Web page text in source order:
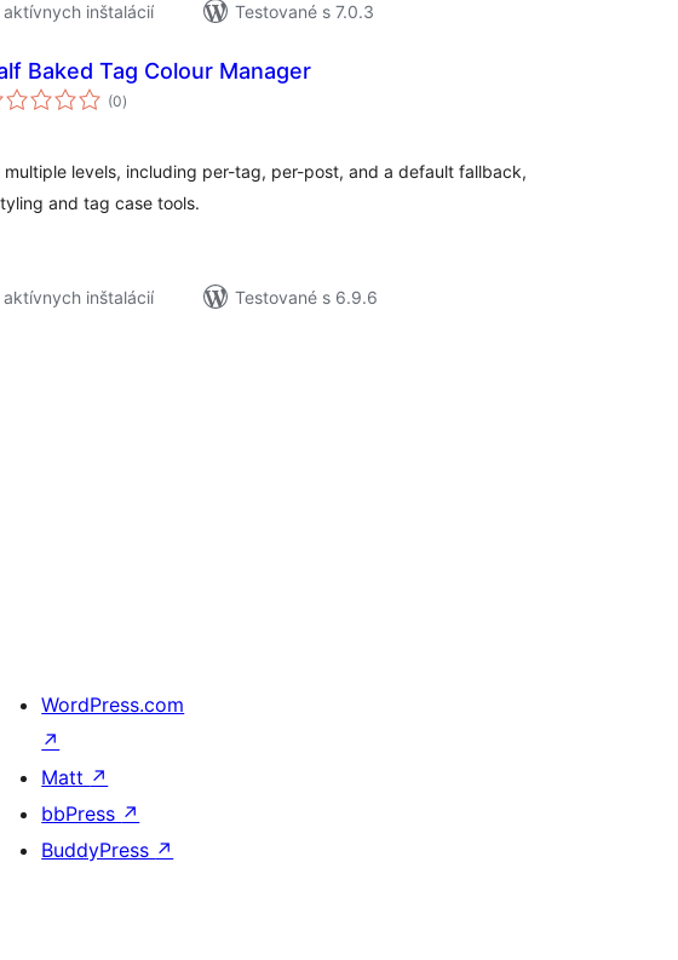
aktívnych inštalácií
Testované s 7.0.3
Baked Tag Colour Manager
(0celkové
hodnotenie
)
levels, including per-tag, per-post, and a default fallback,
and tag case tools.
aktívnych inštalácií
Testované s 6.9.6
WordPress.com
↗
Matt ↗
bbPress ↗
BuddyPress ↗